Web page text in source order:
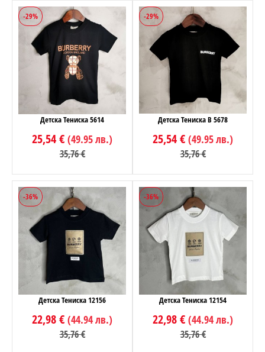
-29%
Детска Тениска 5614
25,54 € (49.95 лв.)
35,76 €
-29%
Детска Тениска B 5678
25,54 € (49.95 лв.)
35,76 €
-36%
Детска Тениска 12156
22,98 € (44.94 лв.)
35,76 €
-36%
Детска Тениска 12154
22,98 € (44.94 лв.)
35,76 €